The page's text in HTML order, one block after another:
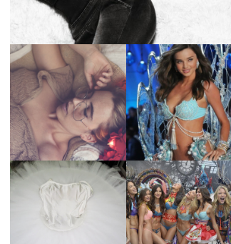
LA BAILARINA
BLANCA DE LA
CRUZ O COMO
REINVENTARSE
ANTE LA
ADVERSIDAD.
LA ALTURA DE LAS
MODELOS MAS
ALTAS
TUTORIAL PARA
HACER UN TUTÚ
DE BALLET DE
¿QUIERES SABER
LA EDAD Y ALTURA
DE LAS MODELOS
VICTORIA'S
SECRET 2017?